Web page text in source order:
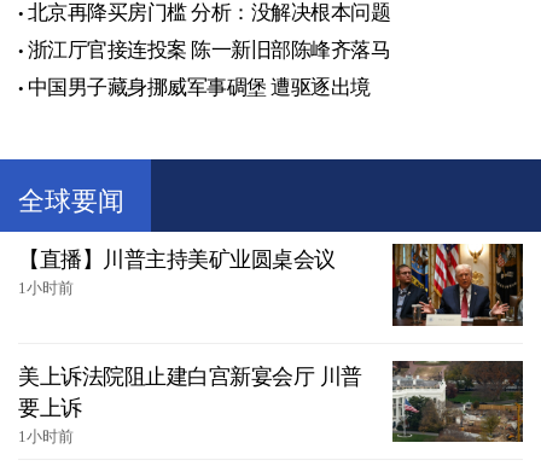
北京再降买房门槛 分析：没解决根本问题
浙江厅官接连投案 陈一新旧部陈峰齐落马
中国男子藏身挪威军事碉堡 遭驱逐出境
全球要闻
【直播】川普主持美矿业圆桌会议
1小时前
美上诉法院阻止建白宫新宴会厅 川普
要上诉
1小时前